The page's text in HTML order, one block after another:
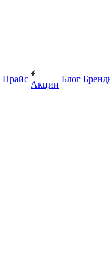
Прайс
Акции
Блог